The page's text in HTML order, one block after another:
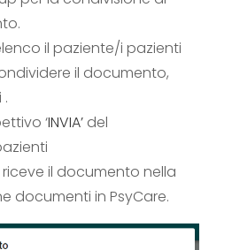
il paziente/i pazienti
il documento,
‘INVIA’ del
il documento nella
documenti in PsyCare.